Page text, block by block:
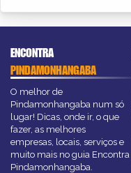
ENCONTRA
PINDAMONHANGABA
O melhor de
Pindamonhangaba num só
lugar! Dicas, onde ir, o que
fazer, as melhores
empresas, locais, serviços e
muito mais no guia Encontra
Pindamonhangaba.